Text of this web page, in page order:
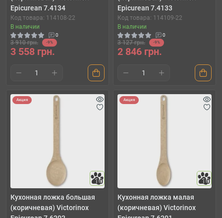
Epicurean 7.4134
Код товара: 114108-22
В наличии
0
3 910 грн. -9%
3 558 грн.
Epicurean 7.4133
Код товара: 114109-22
В наличии
0
3 127 грн. -9%
2 846 грн.
Акция
10
Кухонная ложка большая
(коричневая) Victorinox
Акция
10
Кухонная ложка малая
(коричневая) Victorinox